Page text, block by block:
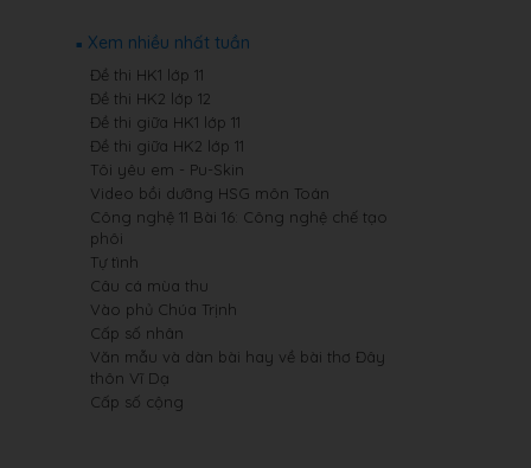
Xem nhiều nhất tuần
Đề thi HK1 lớp 11
Đề thi HK2 lớp 12
Đề thi giữa HK1 lớp 11
Đề thi giữa HK2 lớp 11
Tôi yêu em - Pu-Skin
Video bồi dưỡng HSG môn Toán
Công nghệ 11 Bài 16: Công nghệ chế tạo
phôi
Tự tình
Câu cá mùa thu
Vào phủ Chúa Trịnh
Cấp số nhân
Văn mẫu và dàn bài hay về bài thơ Đây
thôn Vĩ Dạ
Cấp số cộng